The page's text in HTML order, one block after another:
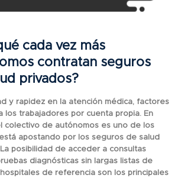
cada vez más
contratan seguros
privados?
y rapidez en la atención médica, factores
los trabajadores por cuenta propia. En
colectivo de autónomos es uno de los
apostando por los seguros de salud
posibilidad de acceder a consultas
diagnósticas sin largas listas de
de referencia son los principales